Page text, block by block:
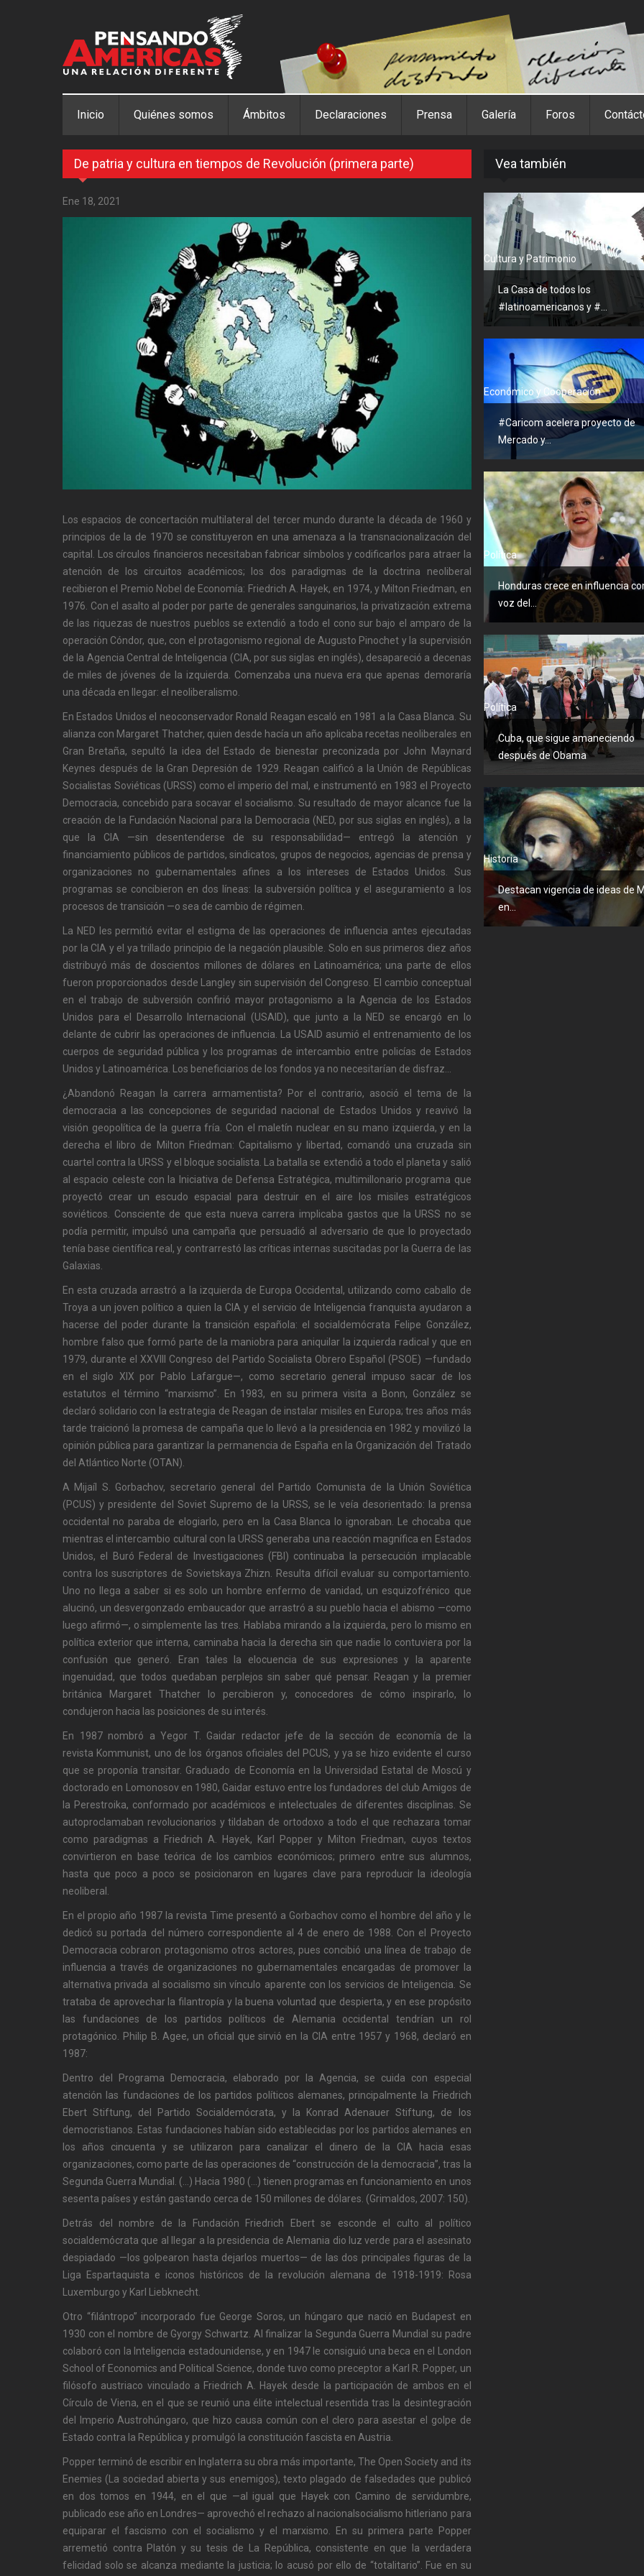
Inicio Quiénes somos Ámbitos Declaraciones Prensa Galería Foros
De patria y cultura en tiempos de Revolución (primera parte)
Ene 18, 2021
Los espacios de concertación multilateral del tercer mundo durante la década de 1960 y
principios de la de 1970 se constituyeron en una amenaza a la transnacionalización del
capital. Los círculos financieros necesitaban fabricar símbolos y codificarlos para atraer la
atención de los circuitos académicos; los dos paradigmas de la doctrina neoliberal
recibieron el Premio Nobel de Economía: Friedrich A. Hayek, en 1974, y Milton Friedman, en
1976. Con el asalto al poder por parte de generales sanguinarios, la privatización extrema
de las riquezas de nuestros pueblos se extendió a todo el cono sur bajo el amparo de la
operación Cóndor, que, con el protagonismo regional de Augusto Pinochet y la supervisión
de la Agencia Central de Inteligencia (CIA, por sus siglas en inglés), desapareció a decenas
de miles de jóvenes de la izquierda. Comenzaba una nueva era que apenas demoraría
una década en llegar: el neoliberalismo.
En Estados Unidos el neoconservador Ronald Reagan escaló en 1981 a la Casa Blanca. Su
alianza con Margaret Thatcher, quien desde hacía un año aplicaba recetas neoliberales en
Gran Bretaña, sepultó la idea del Estado de bienestar preconizada por John Maynard
Keynes después de la Gran Depresión de 1929. Reagan calificó a la Unión de Repúblicas
Socialistas Soviéticas (URSS) como el imperio del mal, e instrumentó en 1983 el Proyecto
Democracia, concebido para socavar el socialismo. Su resultado de mayor alcance fue la
creación de la Fundación Nacional para la Democracia (NED, por sus siglas en inglés), a la
que la CIA —sin desentenderse de su responsabilidad— entregó la atención y
financiamiento públicos de partidos, sindicatos, grupos de negocios, agencias de prensa y
organizaciones no gubernamentales afines a los intereses de Estados Unidos. Sus
programas se concibieron en dos líneas: la subversión política y el aseguramiento a los
procesos de transición —o sea de cambio de régimen.
La NED les permitió evitar el estigma de las operaciones de influencia antes ejecutadas
por la CIA y el ya trillado principio de la negación plausible. Solo en sus primeros diez años
distribuyó más de doscientos millones de dólares en Latinoamérica; una parte de ellos
fueron proporcionados desde Langley sin supervisión del Congreso. El cambio conceptual
en el trabajo de subversión confirió mayor protagonismo a la Agencia de los Estados
Unidos para el Desarrollo Internacional (USAID), que junto a la NED se encargó en lo
delante de cubrir las operaciones de influencia. La USAID asumió el entrenamiento de los
cuerpos de seguridad pública y los programas de intercambio entre policías de Estados
Unidos y Latinoamérica. Los beneficiarios de los fondos ya no necesitarían de disfraz…
¿Abandonó Reagan la carrera armamentista? Por el contrario, asoció el tema de la
democracia a las concepciones de seguridad nacional de Estados Unidos y reavivó la
visión geopolítica de la guerra fría. Con el maletín nuclear en su mano izquierda, y en la
derecha el libro de Milton Friedman: Capitalismo y libertad, comandó una cruzada sin
cuartel contra la URSS y el bloque socialista. La batalla se extendió a todo el planeta y salió
al espacio celeste con la Iniciativa de Defensa Estratégica, multimillonario programa que
proyectó crear un escudo espacial para destruir en el aire los misiles estratégicos
soviéticos. Consciente de que esta nueva carrera implicaba gastos que la URSS no se
podía permitir, impulsó una campaña que persuadió al adversario de que lo proyectado
tenía base científica real, y contrarrestó las críticas internas suscitadas por la Guerra de las
Galaxias.
En esta cruzada arrastró a la izquierda de Europa Occidental, utilizando como caballo de
Troya a un joven político a quien la CIA y el servicio de Inteligencia franquista ayudaron a
hacerse del poder durante la transición española: el socialdemócrata Felipe González,
hombre falso que formó parte de la maniobra para aniquilar la izquierda radical y que en
1979, durante el XXVIII Congreso del Partido Socialista Obrero Español (PSOE) —fundado
en el siglo XIX por Pablo Lafargue—, como secretario general impuso sacar de los
estatutos el término “marxismo”. En 1983, en su primera visita a Bonn, González se
declaró solidario con la estrategia de Reagan de instalar misiles en Europa; tres años más
tarde traicionó la promesa de campaña que lo llevó a la presidencia en 1982 y movilizó la
opinión pública para garantizar la permanencia de España en la Organización del Tratado
del Atlántico Norte (OTAN).
A Mijaíl S. Gorbachov, secretario general del Partido Comunista de la Unión Soviética
(PCUS) y presidente del Soviet Supremo de la URSS, se le veía desorientado: la prensa
occidental no paraba de elogiarlo, pero en la Casa Blanca lo ignoraban. Le chocaba que
mientras el intercambio cultural con la URSS generaba una reacción magnífica en Estados
Unidos, el Buró Federal de Investigaciones (FBI) continuaba la persecución implacable
contra los suscriptores de Sovietskaya Zhizn. Resulta difícil evaluar su comportamiento.
Uno no llega a saber si es solo un hombre enfermo de vanidad, un esquizofrénico que
alucinó, un desvergonzado embaucador que arrastró a su pueblo hacia el abismo —como
luego afirmó—, o simplemente las tres. Hablaba mirando a la izquierda, pero lo mismo en
política exterior que interna, caminaba hacia la derecha sin que nadie lo contuviera por la
confusión que generó. Eran tales la elocuencia de sus expresiones y la aparente
ingenuidad, que todos quedaban perplejos sin saber qué pensar. Reagan y la premier
británica Margaret Thatcher lo percibieron y, conocedores de cómo inspirarlo, lo
condujeron hacia las posiciones de su interés.
En 1987 nombró a Yegor T. Gaidar redactor jefe de la sección de economía de la
revista Kommunist, uno de los órganos oficiales del PCUS, y ya se hizo evidente el curso
que se proponía transitar. Graduado de Economía en la Universidad Estatal de Moscú y
doctorado en Lomonosov en 1980, Gaidar estuvo entre los fundadores del club Amigos de
la Perestroika, conformado por académicos e intelectuales de diferentes disciplinas. Se
autoproclamaban revolucionarios y tildaban de ortodoxo a todo el que rechazara tomar
como paradigmas a Friedrich A. Hayek, Karl Popper y Milton Friedman, cuyos textos
convirtieron en base teórica de los cambios económicos; primero entre sus alumnos,
hasta que poco a poco se posicionaron en lugares clave para reproducir la ideología
neoliberal.
En el propio año 1987 la revista Time presentó a Gorbachov como el hombre del año y le
dedicó su portada del número correspondiente al 4 de enero de 1988. Con el Proyecto
Democracia cobraron protagonismo otros actores, pues concibió una línea de trabajo de
influencia a través de organizaciones no gubernamentales encargadas de promover la
alternativa privada al socialismo sin vínculo aparente con los servicios de Inteligencia. Se
trataba de aprovechar la filantropía y la buena voluntad que despierta, y en ese propósito
las fundaciones de los partidos políticos de Alemania occidental tendrían un rol
protagónico. Philip B. Agee, un oficial que sirvió en la CIA entre 1957 y 1968, declaró en
1987:
Dentro del Programa Democracia, elaborado por la Agencia, se cuida con especial
atención las fundaciones de los partidos políticos alemanes, principalmente la Friedrich
Ebert Stiftung, del Partido Socialdemócrata, y la Konrad Adenauer Stiftung, de los
democristianos. Estas fundaciones habían sido establecidas por los partidos alemanes en
los años cincuenta y se utilizaron para canalizar el dinero de la CIA hacia esas
organizaciones, como parte de las operaciones de “construcción de la democracia”, tras la
Segunda Guerra Mundial. (…) Hacia 1980 (…) tienen programas en funcionamiento en unos
sesenta países y están gastando cerca de 150 millones de dólares. (Grimaldos, 2007: 150).
Detrás del nombre de la Fundación Friedrich Ebert se esconde el culto al político
socialdemócrata que al llegar a la presidencia de Alemania dio luz verde para el asesinato
despiadado —los golpearon hasta dejarlos muertos— de las dos principales figuras de la
Liga Espartaquista e iconos históricos de la revolución alemana de 1918-1919: Rosa
Luxemburgo y Karl Liebknecht.
Otro “filántropo” incorporado fue George Soros, un húngaro que nació en Budapest en
1930 con el nombre de Gyorgy Schwartz. Al finalizar la Segunda Guerra Mundial su padre
colaboró con la Inteligencia estadounidense, y en 1947 le consiguió una beca en el London
School of Economics and Political Science, donde tuvo como preceptor a Karl R. Popper, un
filósofo austriaco vinculado a Friedrich A. Hayek desde la participación de ambos en el
Círculo de Viena, en el que se reunió una élite intelectual resentida tras la desintegración
del Imperio Austrohúngaro, que hizo causa común con el clero para asestar el golpe de
Estado contra la República y promulgó la constitución fascista en Austria.
Popper terminó de escribir en Inglaterra su obra más importante, The Open Society and its
Enemies (La sociedad abierta y sus enemigos), texto plagado de falsedades que publicó
en dos tomos en 1944, en el que —al igual que Hayek con Camino de servidumbre,
publicado ese año en Londres— aprovechó el rechazo al nacionalsocialismo hitleriano para
equiparar el fascismo con el socialismo y el marxismo. En su primera parte Popper
arremetió contra Platón y su tesis de La República, consistente en que la verdadera
felicidad solo se alcanza mediante la justicia; lo acusó por ello de “totalitario”. Fue en su
Vea también
Cultura y Patrimonio
La Casa de todos los
#latinoamericanos y #...
Económico y Cooperación
#Caricom acelera proyecto de
Mercado y...
Política
Honduras crece en influencia
voz del...
Política
Cuba, que sigue amaneciendo
después de Obama
Historia
Destacan vigencia de ideas de
en...